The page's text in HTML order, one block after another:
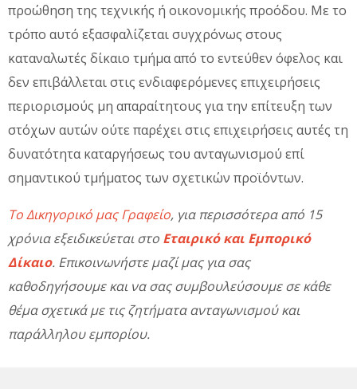
προώθηση της τεχνικής ή οικονομικής προόδου. Με το
τρόπο αυτό εξασφαλίζεται συγχρόνως στους
καταναλωτές δίκαιο τμήμα από το εντεύθεν όφελος και
δεν επιβάλλεται στις ενδιαφερόμενες επιχειρήσεις
περιορισμούς μη απαραίτητους για την επίτευξη των
στόχων αυτών ούτε παρέχει στις επιχειρήσεις αυτές τη
δυνατότητα καταργήσεως του ανταγωνισμού επί
σημαντικού τμήματος των σχετικών προϊόντων.
Το Δικηγορικό μας Γραφείο, για περισσότερα από 15
χρόνια εξειδικεύεται στο Εταιρικό και Εμπορικό
Δίκαιο. Επικοινωνήστε μαζί μας για σας
καθοδηγήσουμε και να σας συμβουλεύσουμε σε κάθε
θέμα σχετικά με τις ζητήματα ανταγωνισμού και
παράλληλου εμπορίου.